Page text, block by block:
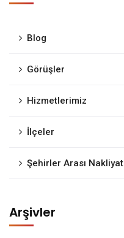
Blog
Görüşler
Hizmetlerimiz
İlçeler
Şehirler Arası Nakliyat
Arşivler